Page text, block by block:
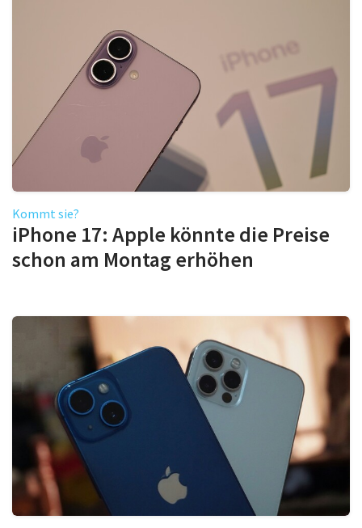
Kommt sie?
iPhone 17: Apple könnte die Preise
schon am Montag erhöhen